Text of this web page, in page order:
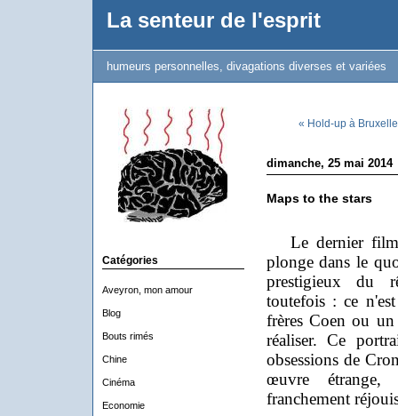
La senteur de l'esprit
humeurs personnelles, divagations diverses et variées
Catégories
Aveyron, mon amour
Blog
Bouts rimés
Chine
Cinéma
Economie
« Hold-up à
dimanche, 25 mai 2014
Maps to the stars
Le dernier
plonge dans le
prestigieux du
toutefois : ce
frères Coen ou
réaliser. Ce
obsessions de
œuvre étrange,
franchement